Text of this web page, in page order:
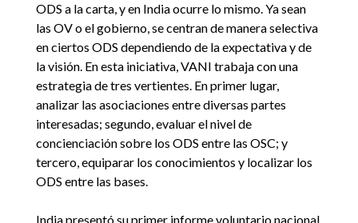
ODS a la carta, y en India ocurre lo mismo. Ya sean
las OV o el gobierno, se centran de manera selectiva
en ciertos ODS dependiendo de la expectativa y de
la visión. En esta iniciativa, VANI trabaja con una
estrategia de tres vertientes. En primer lugar,
analizar las asociaciones entre diversas partes
interesadas; segundo, evaluar el nivel de
concienciación sobre los ODS entre las OSC; y
tercero, equiparar los conocimientos y localizar los
ODS entre las bases.
India presentó su primer informe voluntario nacional